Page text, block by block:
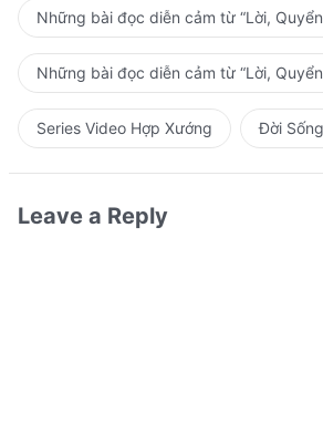
Những bài đọc diễn cảm từ “Lời,
Những bài đọc diễn cảm từ “Lời,
Series Video Hợp Xướng Đời
Leave a Reply